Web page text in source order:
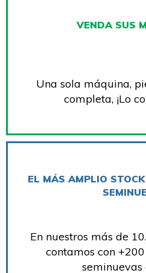
VENDA SUS
Una sola máquina,
completa, ¡Lo
EL MÁS AMPLIO
En nuestros más de
contamos con
seminuevas